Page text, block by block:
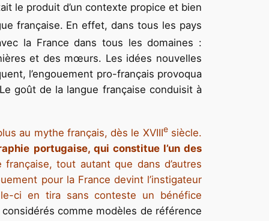
le produit d’un contexte propice et bien
française. En effet, dans tous les pays
la France dans tous les domaines :
et des mœurs. Les idées nouvelles
l’engouement pro-français provoqua
goût de la langue française conduisit à
au mythe français, dès le XVIIIesiècle.
portugaise, qui constitue l’un des
tout autant que dans d’autres
pour la France devint l’instigateur
ci en tira sans conteste un bénéfice
comme modèles de référence